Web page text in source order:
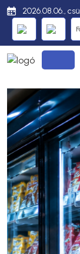
2026.08.06.,